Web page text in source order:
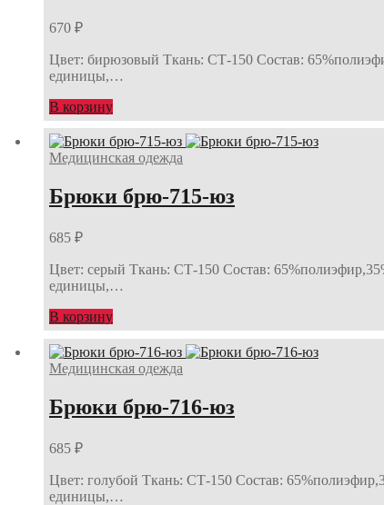
670 ₽
Цвет: бирюзовый Ткань: СТ-150 Состав:
единицы,…
В корзину
Медицинская одежда
Брюки брю-715-юз
685 ₽
Цвет: серый Ткань: СТ-150 Состав:
единицы,…
В корзину
Медицинская одежда
Брюки брю-716-юз
685 ₽
Цвет: голубой Ткань: СТ-150 Состав:
единицы,…